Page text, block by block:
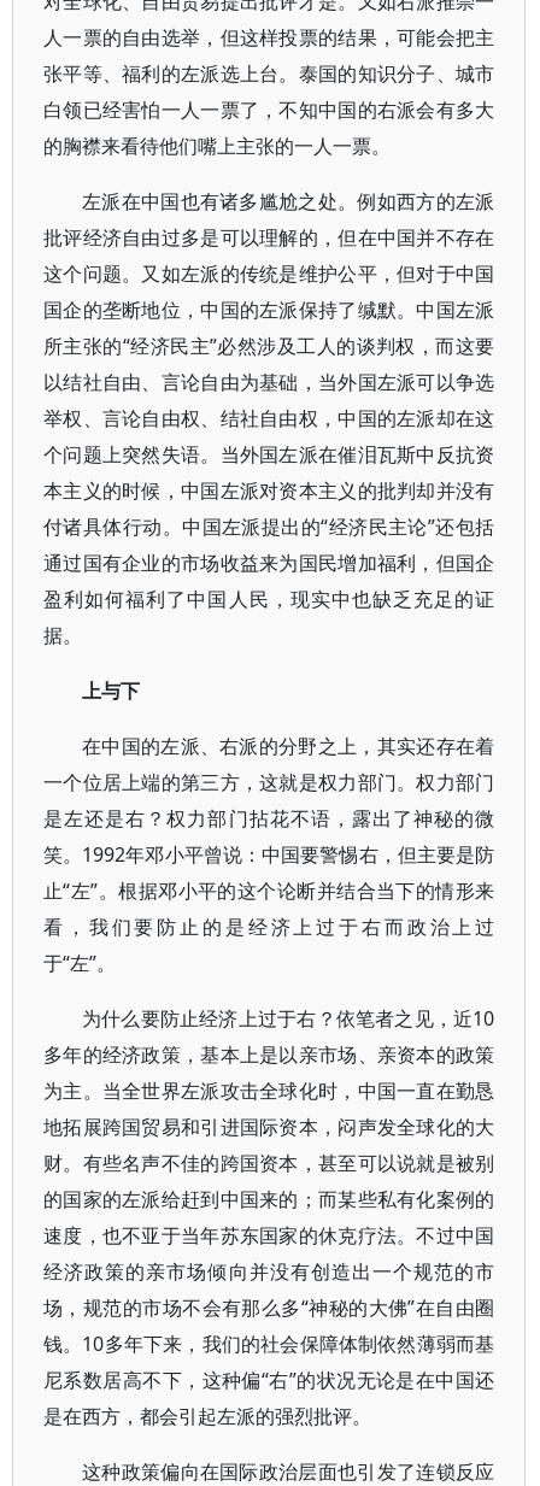
人一票的自由选举，但这样投票的结果，可能会把主
张平等、福利的左派选上台。泰国的知识分子、城市
白领已经害怕一人一票了，不知中国的右派会有多大
的胸襟来看待他们嘴上主张的一人一票。
左派在中国也有诸多尴尬之处。例如西方的左派
批评经济自由过多是可以理解的，但在中国并不存在
这个问题。又如左派的传统是维护公平，但对于中国
国企的垄断地位，中国的左派保持了缄默。中国左派
所主张的“经济民主”必然涉及工人的谈判权，而这要
以结社自由、言论自由为基础，当外国左派可以争选
举权、言论自由权、结社自由权，中国的左派却在这
个问题上突然失语。当外国左派在催泪瓦斯中反抗资
本主义的时候，中国左派对资本主义的批判却并没有
付诸具体行动。中国左派提出的“经济民主论”还包括
通过国有企业的市场收益来为国民增加福利，但国企
盈利如何福利了中国人民，现实中也缺乏充足的证
据。
上与下
在中国的左派、右派的分野之上，其实还存在着
一个位居上端的第三方，这就是权力部门。权力部门
是左还是右？权力部门拈花不语，露出了神秘的微
笑。1992年邓小平曾说：中国要警惕右，但主要是防
止“左”。根据邓小平的这个论断并结合当下的情形来
看，我们要防止的是经济上过于右而政治上过
于“左”。
为什么要防止经济上过于右？依笔者之见，近10
多年的经济政策，基本上是以亲市场、亲资本的政策
为主。当全世界左派攻击全球化时，中国一直在勤恳
地拓展跨国贸易和引进国际资本，闷声发全球化的大
财。有些名声不佳的跨国资本，甚至可以说就是被别
的国家的左派给赶到中国来的；而某些私有化案例的
速度，也不亚于当年苏东国家的休克疗法。不过中国
经济政策的亲市场倾向并没有创造出一个规范的市
场，规范的市场不会有那么多“神秘的大佛”在自由圈
钱。10多年下来，我们的社会保障体制依然薄弱而基
尼系数居高不下，这种偏“右”的状况无论是在中国还
是在西方，都会引起左派的强烈批评。
这种政策偏向在国际政治层面也引发了连锁反应